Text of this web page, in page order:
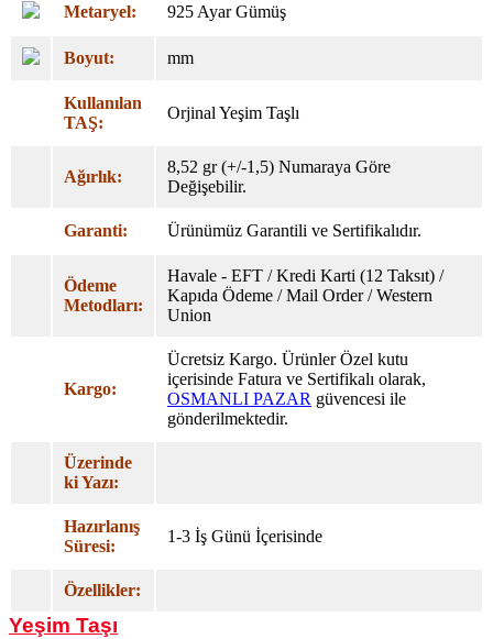
Metaryel: 925 Ayar Gümüş
Boyut: mm
Kullanılan
TAŞ:
Orjinal Yeşim Taşlı
Ağırlık:
8,52 gr (+/-1,5) Numaraya Göre
Değişebilir.
Garanti: Ürünümüz Garantili ve Sertifikalıdır.
Ödeme
Metodları:
Havale - EFT / Kredi Karti (12 Taksıt) /
Kapıda Ödeme / Mail Order / Western
Union
Kargo:
Ücretsiz Kargo. Ürünler Özel kutu
içerisinde Fatura ve Sertifikalı olarak,
OSMANLI PAZAR güvencesi ile
gönderilmektedir.
Üzerinde
ki Yazı:
Hazırlanış
Süresi:
1-3 İş Günü İçerisinde
Özellikler:
Yeşim Taşı